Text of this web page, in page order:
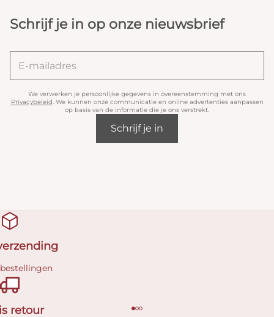
Schrijf je in op onze nieuwsbrief
We verwerken je persoonlijke gegevens in overeenstemming met ons
Privacybeleid. We kunnen onze communicatie en online advertenties aanpassen
op basis van de informatie die je ons verstrekt.
Schrijf je in
retour